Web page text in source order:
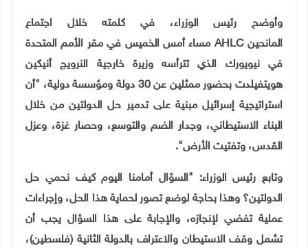
وأوضح رئيس الوزراء، في كلمته خلال اجتماع
المانحين AHLC مساء أمس الخميس في مقر الأمم المتحدة
في نيويورك الذي تترأسه وزيرة خارجية النرويج أنيكين
هويتفيلدت بحضور ممثلين عن30 دولة ومؤسسة دولية، "أن
استراتيجية إسرائيل مبنية على تدمير حل الدولتين من خلال
البناء الاستيطاني، وجدار الضم والتوسع، وحصار غزة، وعزل
القدس، وتفتيت الأرض".
وتابع رئيس الوزراء: "السؤال أمامنا اليوم كيف نحمي حل
الدولتين؟ وهذا بحاجة لوضع تصور لحماية هذا الحل، وإجراءات
عملية تفضي لإنجازه، والإجابة على هذا السؤال يجب أن
تشمل وقف الاستيطان والاعتراف بالدولة الثانية (فلسطين)،